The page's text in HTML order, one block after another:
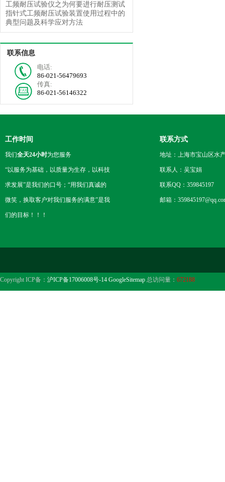
工频耐压试验仪之为何要进行耐压测试
指针式工频耐压试验装置使用过程中的
典型问题及科学应对方法
联系信息
电话:
86-021-56479693
传真:
86-021-56146322
工作时间
我们全天24小时为您服务
“以服务为基础，以质量为生存，以科技
求发展”是我们的口号；“用我们真诚的
微笑，换取客户对我们服务的满意”是我
们的目标！！！
联系方式
地址：上海市宝山区水
联系人：吴宝娟
联系QQ：359845197
邮箱：
Copyright ICP备： 沪ICP备17006008号-14 GoogleSitemap 总访问量： 672188